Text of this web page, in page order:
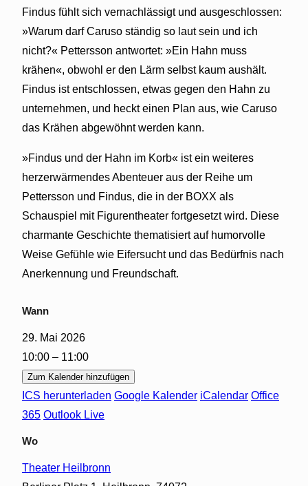
Findus fühlt sich vernachlässigt und ausgeschlossen:
»Warum darf Caruso ständig so laut sein und ich
nicht?« Pettersson antwortet: »Ein Hahn muss
krähen«, obwohl er den Lärm selbst kaum aushält.
Findus ist entschlossen, etwas gegen den Hahn zu
unternehmen, und heckt einen Plan aus, wie Caruso
das Krähen abgewöhnt werden kann.
»Findus und der Hahn im Korb« ist ein weiteres
herzerwärmendes Abenteuer aus der Reihe um
Pettersson und Findus, die in der BOXX als
Schauspiel mit Figurentheater fortgesetzt wird. Diese
charmante Geschichte thematisiert auf humorvolle
Weise Gefühle wie Eifersucht und das Bedürfnis nach
Anerkennung und Freundschaft.
Wann
29. Mai 2026
10:00 – 11:00
Zum Kalender hinzufügen
ICS herunterladen Google Kalender iCalendar Office
365 Outlook Live
Wo
Theater Heilbronn